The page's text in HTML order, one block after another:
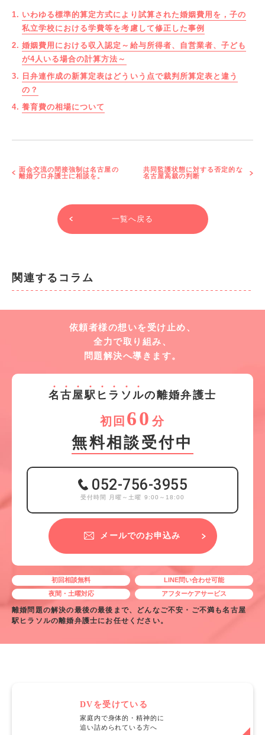
いわゆる標準的算定方式により試算された婚姻費用を，子の
私立学校における学費等を考慮して修正した事例
婚姻費用における収入認定～給与所得者、自営業者、子ども
が4人いる場合の計算方法～
日弁連作成の新算定表はどういう点で裁判所算定表と違う
の？
養育費の相場について
面会交流の間接強制は名古屋の
離婚プロ弁護士に相談を。
共同監護状態に対する否定的な
名古屋高裁の判断
一覧へ戻る
関連するコラム
依頼者様の想いを受け止め、
全力で取り組み、
問題解決へ導きます。
名 古 屋駅 ヒ ラ ソ ルの離婚弁護士
初回 60 分
無料相談受付中
052-756-3955
受付時間 月曜～土曜 9:00～18:00
メールでのお申込み
初回相談無料
LINE問い合わせ可能
夜間・土曜対応
アフターケアサービス
離婚問題の解決の最後の最後まで、どんなご不安・ご不満も名古屋
駅ヒラソルの離婚弁護士にお任せください。
DVを受けている
家庭内で身体的・精神的に
追い詰められている方へ